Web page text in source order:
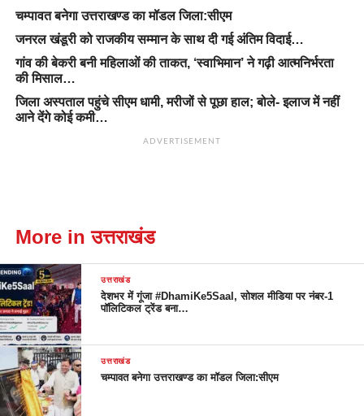
चम्पावत बनेगा उत्तराखण्ड का मॉडल जिला:सीएम
जनरल खंडूरी को राजकीय सम्मान के साथ दी गई अंतिम विदाई…
गांव की बेकरी बनी महिलाओं की ताकत, ‘स्वाभिमान’ ने गढ़ी आत्मनिर्भरता
की मिसाल…
जिला अस्पताल पहुंचे सीएम धामी, मरीजों से पूछा हाल; बोले- इलाज में नहीं
आने देंगे कोई कमी…
ADVERTISEMENT
More in उत्तराखंड
उत्तराखंड
देशभर में गूंजा #DhamiKe5Saal, सोशल मीडिया पर नंबर-1
पॉलिटिकल ट्रेंड बना…
उत्तराखंड
चम्पावत बनेगा उत्तराखण्ड का मॉडल जिला:सीएम